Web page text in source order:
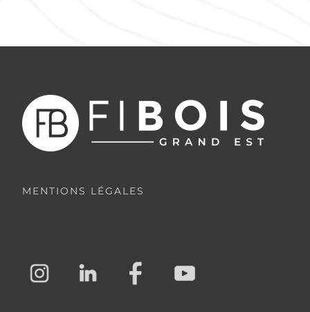
MENTIONS LÉGALES